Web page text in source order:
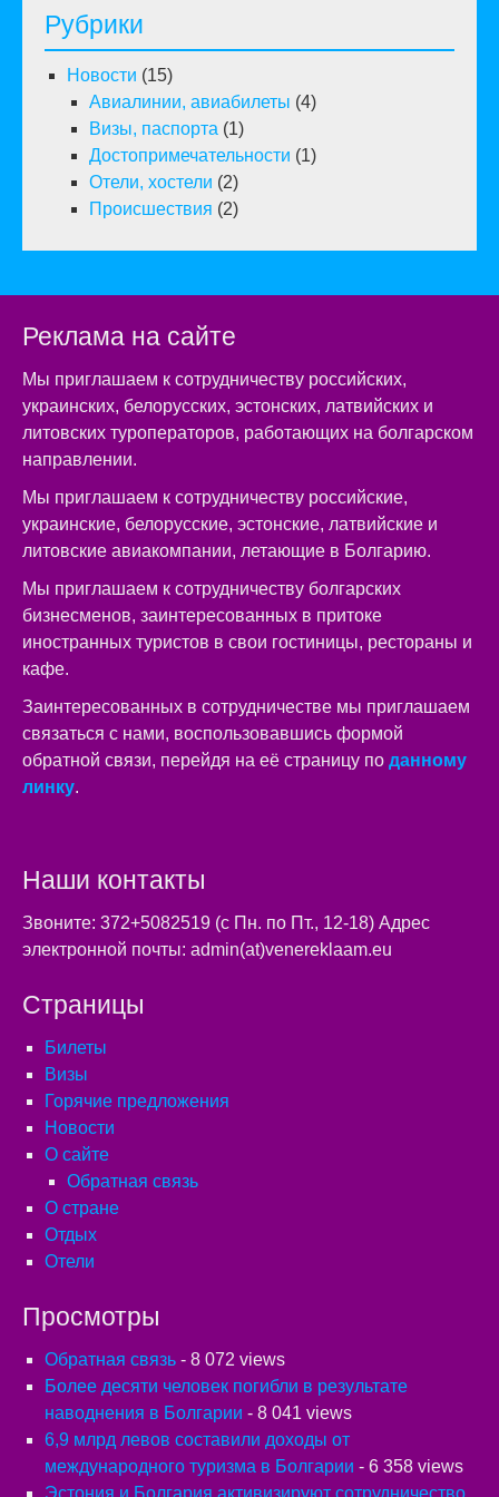
Рубрики
Новости (15)
Авиалинии, авиабилеты (4)
Визы, паспорта (1)
Достопримечательности (1)
Отели, хостели (2)
Происшествия (2)
Реклама на сайте
Мы приглашаем к сотрудничеству российских,
украинских, белорусских, эстонских, латвийских и
литовских туроператоров, работающих на болгарском
направлении.
Мы приглашаем к сотрудничеству российские,
украинские, белорусские, эстонские, латвийские и
литовские авиакомпании, летающие в Болгарию.
Мы приглашаем к сотрудничеству болгарских
бизнесменов, заинтересованных в притоке
иностранных туристов в свои гостиницы, рестораны и
кафе.
Заинтересованных в сотрудничестве мы приглашаем
связаться с нами, воспользовавшись формой
обратной связи, перейдя на её страницу по данному
линку.
Наши контакты
Звоните: 372+5082519 (с Пн. по Пт., 12-18) Адрес
электронной почты: admin(at)venereklaam.eu
Страницы
Билеты
Визы
Горячие предложения
Новости
О сайте
Обратная связь
О стране
Отдых
Отели
Просмотры
Обратная связь - 8 072 views
Более десяти человек погибли в результате
наводнения в Болгарии - 8 041 views
6,9 млрд левов составили доходы от
международного туризма в Болгарии - 6 358 views
Эстония и Болгария активизируют сотрудничество